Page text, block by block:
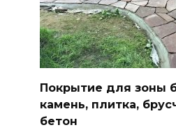
Покрытие для зоны
камень, плитка,
бетон